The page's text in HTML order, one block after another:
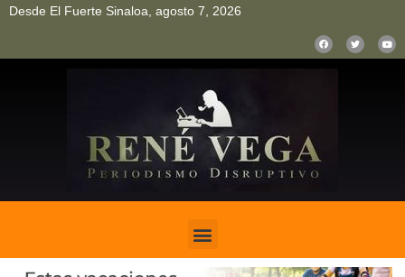
Desde El Fuerte Sinaloa, agosto 7, 2026